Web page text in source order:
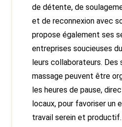
de détente, de
et de reconnexion avec
propose également ses
entreprises soucieuses
leurs collaborateurs. Des
massage peuvent être
les heures de pause,
locaux, pour favoriser un
travail serein et productif.